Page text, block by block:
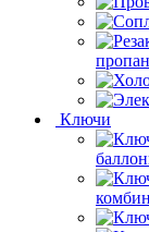
Ключи